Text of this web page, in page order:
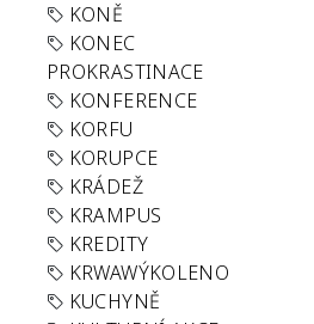
KONĚ
KONEC
PROKRASTINACE
KONFERENCE
KORFU
KORUPCE
KRÁDEŽ
KRAMPUS
KREDITY
KRWAWÝKOLENO
KUCHYNĚ